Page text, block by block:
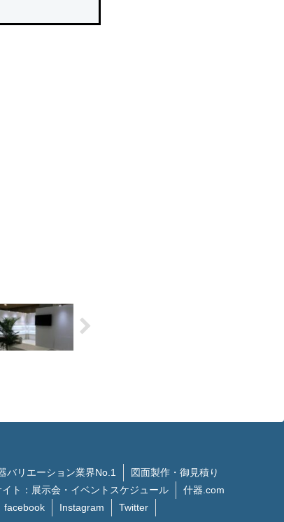
バリエーション業界No.1
図面製作・御見積り
ト：展示会・イベントスケジュール
什器.com
facebook Instagram Twitter